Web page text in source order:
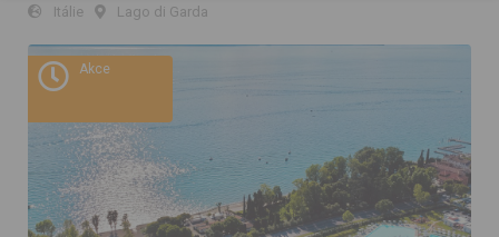
Itálie Lago di Garda
Camping Cisano & San Vito
Akce